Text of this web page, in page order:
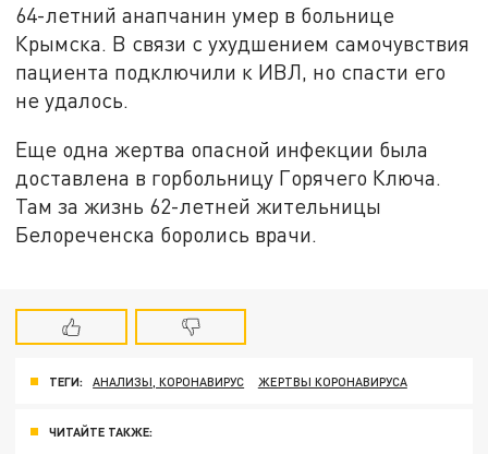
64-летний анапчанин умер в больнице
Крымска. В связи с ухудшением самочувствия
пациента подключили к ИВЛ, но спасти его
не удалось.
Еще одна жертва опасной инфекции была
доставлена в горбольницу Горячего Ключа.
Там за жизнь 62-летней жительницы
Белореченска боролись врачи.
ТЕГИ: АНАЛИЗЫ, КОРОНАВИРУС ЖЕРТВЫ КОРОНАВИРУСА
ЧИТАЙТЕ ТАКЖЕ: